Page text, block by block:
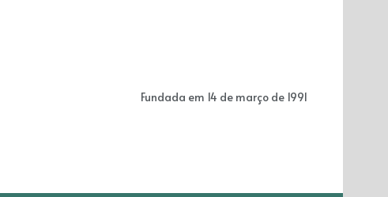
Fundada em 14 de março de 1991